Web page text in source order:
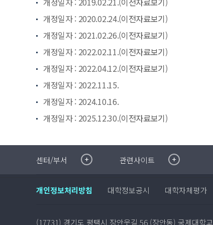
개정일자 : 2020.02.24.(이전자료보기)
개정일자 : 2021.02.26.(이전자료보기)
개정일자 : 2022.02.11.(이전자료보기)
개정일자 : 2022.04.12.(이전자료보기)
개정일자 : 2022.11.15.
개정일자 : 2024.10.16.
개정일자 : 2025.12.30.(이전자료보기)
센터/부서취·창업지원센터
학생생활관
관련사이트
이메일무단수집거부
증명발급사이트
개인정보처리방침 대학정보공시 대학자체평가
(17731) 경기도 평택시 장안웃길 56 (장안동) 국제대학교